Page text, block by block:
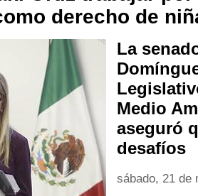
derecho de
La
Medio
aseguró
desafíos
sábado, 21 de